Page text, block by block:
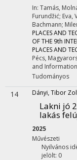
In: Tamás,
Furundžić; Eva,
Bachmann;
PLACES AND
OF THE 9th
PLACES AND
Pécs,
and
Tudományos
14 Dányi, Tibor
Lakni jó
lakás
2025
Művészeti
Nyilvános
jelölt: 0